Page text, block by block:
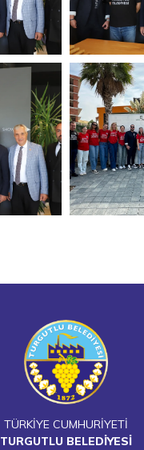
TÜRKİYE CUMHURİYETİ
TURGUTLU BELEDİYESİ